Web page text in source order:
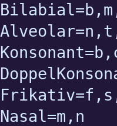
Nasal=m,n